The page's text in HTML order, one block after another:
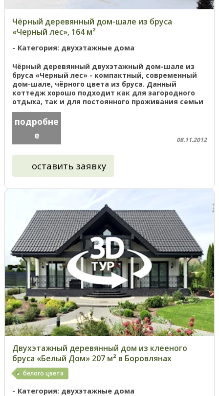
Чёрный деревянный дом-шале из бруса
«Черный лес», 164 м²
Категория: двухэтажные дома
Чёрный деревянный двухэтажный дом-шале из
бруса «Черный лес» - компактный, современный
дом-шале, чёрного цвета из бруса. Данный
коттедж хорошо подходит как для загородного
отдыха, так и для постоянного проживания семьи
из 4-6 человек. (одноэтажная ...
подробне
е
08.11.2012
оставить заявку
Двухэтажный деревянный дом из клееного
бруса «Белый Дом» 207 м² в Боровлянах
белого цвета
Категория: двухэтажные дома